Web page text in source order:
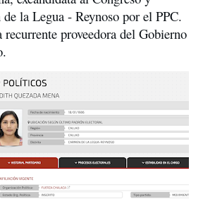
la Legua - Reynoso por el PPC.
recurrente proveedora del Gobierno